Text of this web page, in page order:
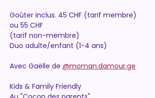
Goûter inclus. 45 CHF (tarif membre)
ou 55 CHF
(tarif non-membre)
Duo adulte/enfant (1-4 ans)
Avec Gaëlle de @moman.damour.ge
Kids & Family Friendly